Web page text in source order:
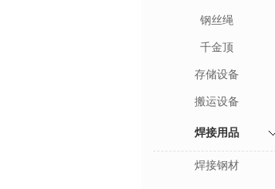
钢丝绳
千金顶
存储设备
搬运设备
焊接用品
焊接钢材